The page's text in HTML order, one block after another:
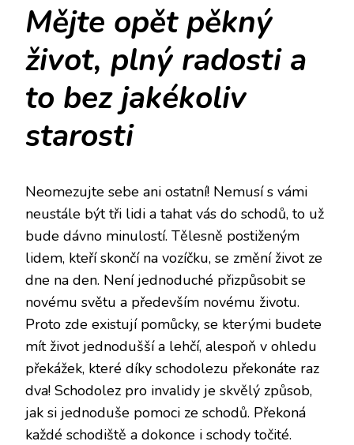
Mějte opět pěkný
život, plný radosti a
to bez jakékoliv
starosti
Neomezujte sebe ani ostatní! Nemusí s vámi
neustále být tři lidi a tahat vás do schodů, to už
bude dávno minulostí. Tělesně postiženým
lidem, kteří skončí na vozíčku, se změní život ze
dne na den. Není jednoduché přizpůsobit se
novému světu a především novému životu.
Proto zde existují pomůcky, se kterými budete
mít život jednodušší a lehčí, alespoň v ohledu
překážek, které díky schodolezu překonáte raz
dva! Schodolez pro invalidy je skvělý způsob,
jak si jednoduše pomoci ze schodů. Překoná
každé schodiště a dokonce i schody točité.